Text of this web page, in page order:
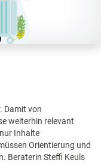
Damit von
weiterhin relevant
Inhalte
Orientierung und
Beraterin Steffi Keuls